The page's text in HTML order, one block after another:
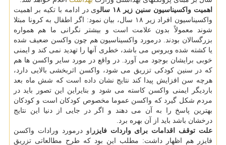
اهمیت واکسیناسیون سنین زیر ۱۸ سال
وی در ادامه با تکیه بر اهمیت
واکسیناسیون افراد زیر ۱۸ سال، بیان نمود: اگر اطفال به کرونا مبتلا
شوند معمولاً بدون علامت است و بیشتر نگرانی ما هم همواره
بزرگسالان بودند. درمورد واکسیناسیون هم چون واکسن ضعیف شده
یا کشته شده ویروس می باشد، خطری آنها را تهدید نمی کند و ایمنی
خوبی برایشان بوجود می آورد. در واقع در مورد سایر واکسن ها هم
که در سنین کودکی تزریق می شود، واکسن اثربخشی بالایی دارد،
هرچه سن افزایش پیدا کند نتایج نشان داده است که شش ماه بعد
باردیگر ایمنی واکسن کاسته می شود و بنایراین این تصور باید در
مردم شکل گیرد که واکسن عموما مخصوص کودکان است و کودکان
بهترین پاسخ را به آن می دهند و اگر در جایی از دنیا این نتایج
درخشان باشد باید از آن بهره برد.
علت توقف اقدامات برای واردات فایزر او درمورد ورادات واکسن
فایزر هم اظهار داشت: مطلب این بود که طرح مطالعاتی تزریق